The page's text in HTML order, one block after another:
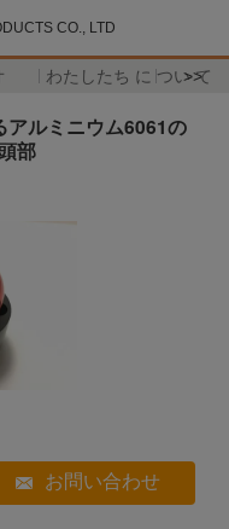
CO., LTD
わたしたち に つい て
>>
アルミニウム6061の
部
お問い合わせ